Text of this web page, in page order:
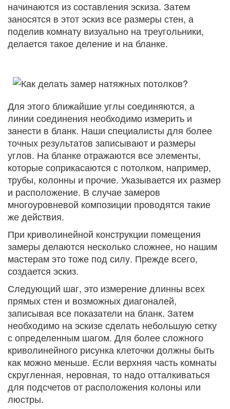
начинаются из составления эскиза. Затем
заносятся в этот эскиз все размеры стен, а
поделив комнату визуально на треугольники,
делается такое деление и на бланке.
Для этого ближайшие углы соединяются, а
линии соединения необходимо измерить и
занести в бланк. Наши специалисты для более
точных результатов записывают и размеры
углов. На бланке отражаются все элементы,
которые соприкасаются с потолком, например,
трубы, колонны и прочие. Указывается их размер
и расположение. В случае замеров
многоуровневой композиции проводятся такие
же действия.
При криволинейной конструкции помещения
замеры делаются несколько сложнее, но нашим
мастерам это тоже под силу. Прежде всего,
создается эскиз.
Следующий шаг, это измерение длинны всех
прямых стен и возможных диагоналей,
записывая все показатели на бланк. Затем
необходимо на эскизе сделать небольшую сетку
с определенным шагом. Для более сложного
криволинейного рисунка клеточки должны быть
как можно меньше. Если верхняя часть комнаты
скругленная, неровная, то надо отталкиваться
для подсчетов от расположения колоны или
люстры.